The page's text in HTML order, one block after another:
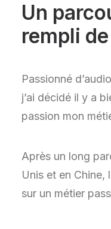
Un
rempli
Passionné
j’ai décidé il y a
passion mon
Après un long
Unis et en Chine,
sur un métier